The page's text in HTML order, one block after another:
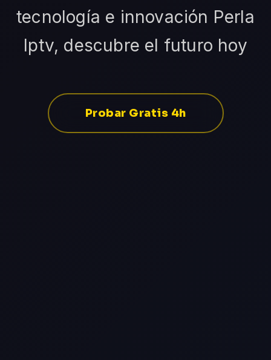
tecnología e innovación Perla
Iptv, descubre el futuro hoy
Probar Gratis 4h